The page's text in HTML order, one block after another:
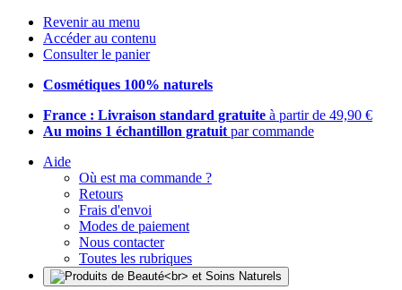
Revenir au menu
Accéder au contenu
Consulter le panier
Cosmétiques 100% naturels
France : Livraison standard gratuite à partir de 49,90 €
Au moins 1 échantillon gratuit par commande
Aide
Où est ma commande ?
Retours
Frais d'envoi
Modes de paiement
Nous contacter
Toutes les rubriques